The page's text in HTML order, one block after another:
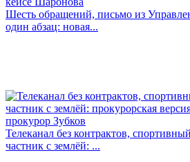
Шесть обращений, письмо из
один абзац: новая...
Телеканал без контрактов,
частник с землёй: ...